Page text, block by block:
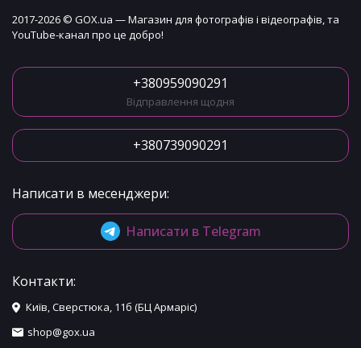
2017-2026 © GOX.ua — Магазин для фотографів і відеографів, та
YouTube-канал про це добро!
+380959090291
Відправлення щодня
+380739090291
Написати в месенджери:
Написати в Telegram
Контакти:
Київ, Сверстюка, 11б (БЦ Армаріс)
shop@gox.ua